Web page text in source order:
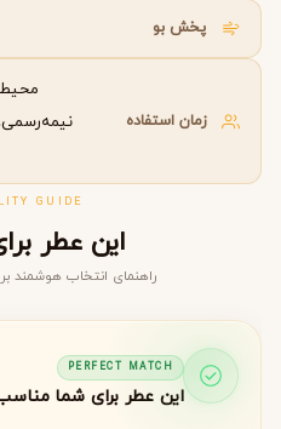
پخش بو
زمان استفاده
GUIDE
این عطر
راهنمای انتخاب هوشمند
PERFECT MATCH
این عطر برای شما